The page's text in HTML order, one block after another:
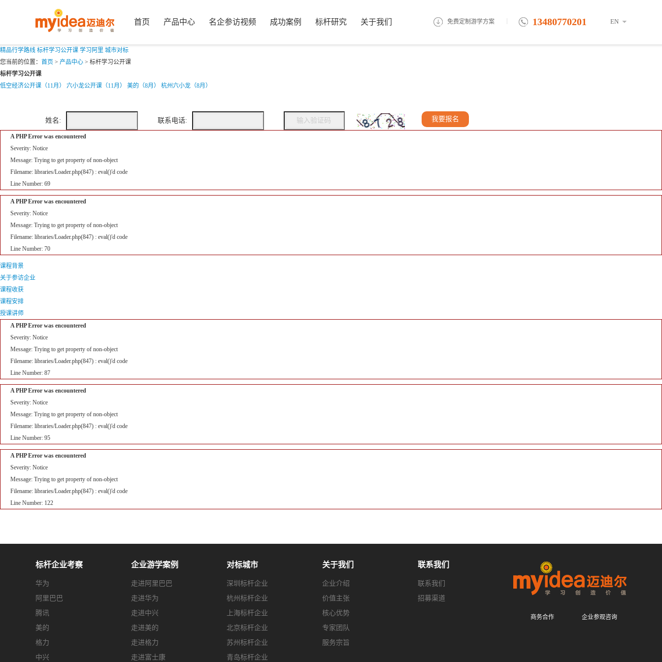
首页 产品中心 名企参访视频 成功案例 标杆研究 关于我们 EN
免费定制游学方案 13480770201
精品行学路线 标杆学习公开课 学习阿里 城市对标
您当前的位置： 首页 > 产品中心 > 标杆学习公开课
标杆学习公开课
低空经济公开课（11月）
六小龙公开课（11月） 美的（8月） 杭州六小龙（8月）
姓名: 联系电话: 我要报名
A PHP Error was encountered
Severity: Notice
Message: Trying to get property of non-object
Filename: libraries/Loader.php(847) : eval()'d code
Line Number: 69
A PHP Error was encountered
Severity: Notice
Message: Trying to get property of non-object
Filename: libraries/Loader.php(847) : eval()'d code
Line Number: 70
课程背景
关于参访企业
课程收获
课程安排
授课讲师
A PHP Error was encountered
Severity: Notice
Message: Trying to get property of non-object
Filename: libraries/Loader.php(847) : eval()'d code
Line Number: 87
A PHP Error was encountered
Severity: Notice
Message: Trying to get property of non-object
Filename: libraries/Loader.php(847) : eval()'d code
Line Number: 95
A PHP Error was encountered
Severity: Notice
Message: Trying to get property of non-object
Filename: libraries/Loader.php(847) : eval()'d code
Line Number: 122
标杆企业考察
华为
阿里巴巴
腾讯
美的
格力
中兴
企业游学案例
走进阿里巴巴
走进华为
走进中兴
走进美的
走进格力
走进富士康
对标城市
深圳标杆企业
杭州标杆企业
上海标杆企业
北京标杆企业
苏州标杆企业
青岛标杆企业
关于我们
企业介绍
价值主张
核心优势
专家团队
服务宗旨
联系我们
联系我们
招募渠道
商务合作 企业参观咨询